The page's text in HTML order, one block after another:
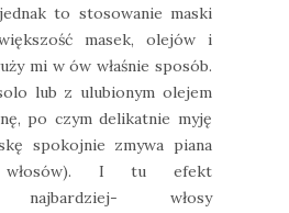
to stosowanie maski
masek, olejów i
mi w ów właśnie sposób.
lub z ulubionym olejem
po czym delikatnie myję
spokojnie zmywa piana
włosów). I tu efekt
najbardziej- włosy